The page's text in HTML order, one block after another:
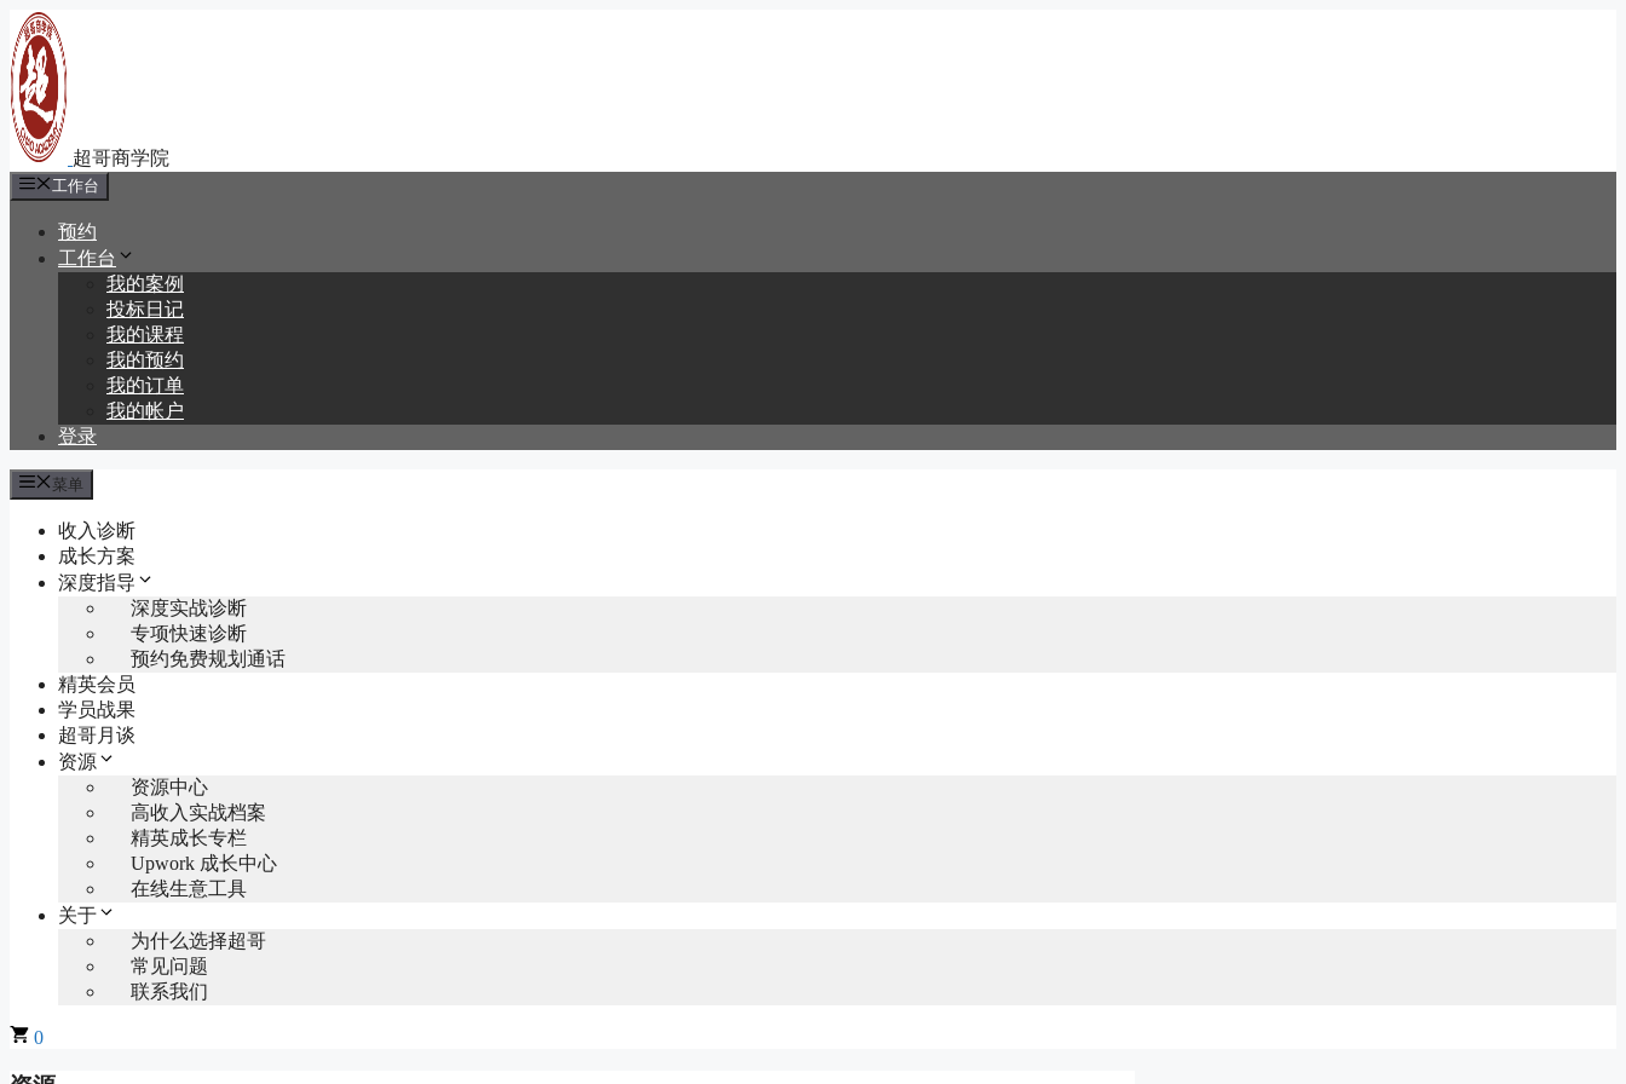
跳
至
内
容
工作台
预约
工作台
我的案例
投标日记
我的课程
我的预约
我的订单
我的帐户
登录
菜单
收入诊断
成长方案
深度指导
深度实战诊断
专项快速诊断
预约免费规划通话
精英会员
学员战果
超哥月谈
资源
资源中心
高收入实战档案
精英成长专栏
Upwork 成长中心
在线生意工具
关于
为什么选择超哥
常见问题
联系我们
0